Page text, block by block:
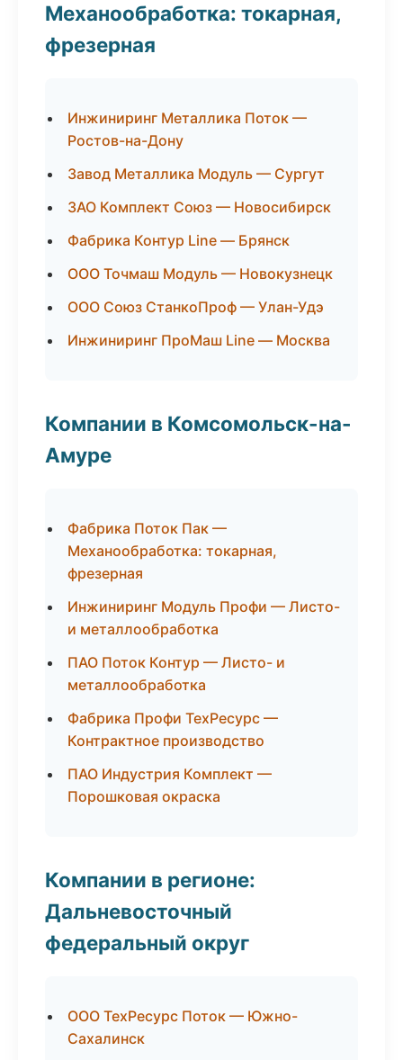
Механообработка: токарная,
фрезерная
Инжиниринг Металлика Поток —
Ростов-на-Дону
Завод Металлика Модуль — Сургут
ЗАО Комплект Союз — Новосибирск
Фабрика Контур Line — Брянск
ООО Точмаш Модуль — Новокузнецк
ООО Союз СтанкоПроф — Улан-Удэ
Инжиниринг ПроМаш Line — Москва
Компании в Комсомольск-на-
Амуре
Фабрика Поток Пак —
Механообработка: токарная,
фрезерная
Инжиниринг Модуль Профи — Листо-
и металлообработка
ПАО Поток Контур — Листо- и
металлообработка
Фабрика Профи ТехРесурс —
Контрактное производство
ПАО Индустрия Комплект —
Порошковая окраска
Компании в регионе:
Дальневосточный
федеральный округ
ООО ТехРесурс Поток — Южно-
Сахалинск